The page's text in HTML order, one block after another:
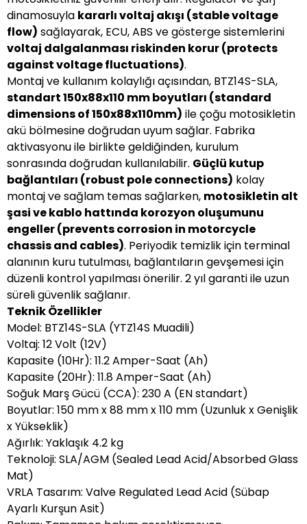
dinamosuyla kararlı voltaj akışı (stable voltage
flow) sağlayarak, ECU, ABS ve gösterge sistemlerini
voltaj dalgalanması riskinden korur (protects
against voltage fluctuations).
Montaj ve kullanım kolaylığı açısından, BTZ14S-SLA,
standart 150x88x110 mm boyutları (standard
dimensions of 150x88x110mm) ile çoğu motosikletin
akü bölmesine doğrudan uyum sağlar. Fabrika
aktivasyonu ile birlikte geldiğinden, kurulum
sonrasında doğrudan kullanılabilir. Güçlü kutup
bağlantıları (robust pole connections) kolay
montaj ve sağlam temas sağlarken, motosikletin alt
şasi ve kablo hattında korozyon oluşumunu
engeller (prevents corrosion in motorcycle
chassis and cables). Periyodik temizlik için terminal
alanının kuru tutulması, bağlantıların gevşemesi için
düzenli kontrol yapılması önerilir. 2 yıl garanti ile uzun
süreli güvenlik sağlanır.
Teknik Özellikler
Model: BTZ14S-SLA (YTZ14S Muadili)
Voltaj: 12 Volt (12V)
Kapasite (10Hr): 11.2 Amper-Saat (Ah)
Kapasite (20Hr): 11.8 Amper-Saat (Ah)
Soğuk Marş Gücü (CCA): 230 A (EN standart)
Boyutlar: 150 mm x 88 mm x 110 mm (Uzunluk x Genişlik
x Yükseklik)
Ağırlık: Yaklaşık 4.2 kg
Teknoloji: SLA/AGM (Sealed Lead Acid/Absorbed Glass
Mat)
VRLA Tasarım: Valve Regulated Lead Acid (Sübap
Ayarlı Kurşun Asit)